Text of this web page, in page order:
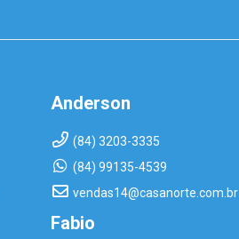
Anderson
(84) 3203-3335
(84) 99135-4539
vendas14@casanorte.com.br
Fabio